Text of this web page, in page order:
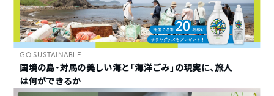
GO SUSTAINABLE
国境の島・対馬の美しい海と「海洋ごみ」の現実に、旅人
は何ができるか